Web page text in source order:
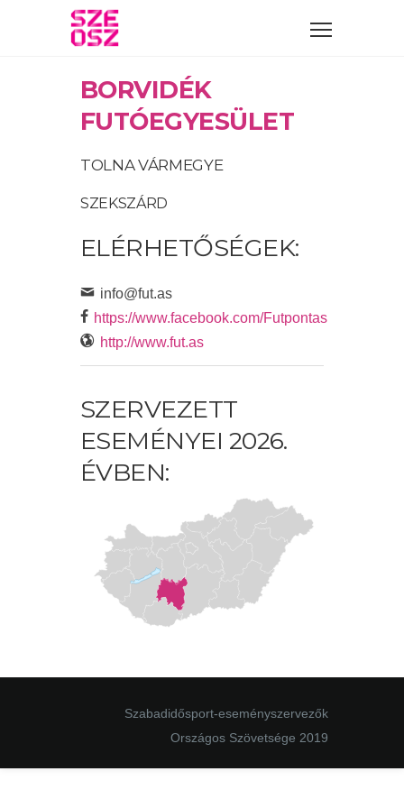
BORVIDÉK
FUTÓEGYESÜLET
TOLNA VÁRMEGYE
SZEKSZÁRD
ELÉRHETŐSÉGEK:
info@fut.as
https://www.facebook.com/Futpontas
http://www.fut.as
SZERVEZETT
ESEMÉNYEI 2026.
ÉVBEN:
Szabadidősport-eseményszervezők
Országos Szövetsége 2019